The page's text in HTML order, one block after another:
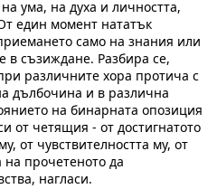
ума, на духа и личността,
един момент нататък
само на знания или
в съзиждане. Разбира се,
различните хора протича с
дълбочина и в различна
на бинарната опозиция
от четящия - от достигнатото
от чувствителността му, от
на прочетеното да
нагласи.